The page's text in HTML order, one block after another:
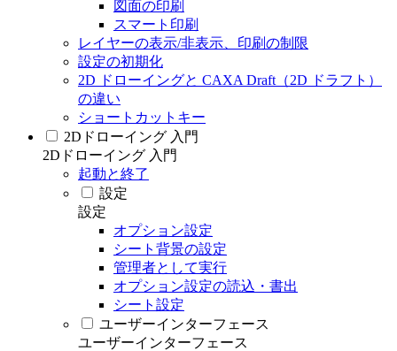
図面の印刷
スマート印刷
レイヤーの表示/非表示、印刷の制限
設定の初期化
2D ドローイングと CAXA Draft（2D ドラフト）
の違い
ショートカットキー
2Dドローイング 入門
2Dドローイング 入門
起動と終了
設定
設定
オプション設定
シート背景の設定
管理者として実行
オプション設定の読込・書出
シート設定
ユーザーインターフェース
ユーザーインターフェース